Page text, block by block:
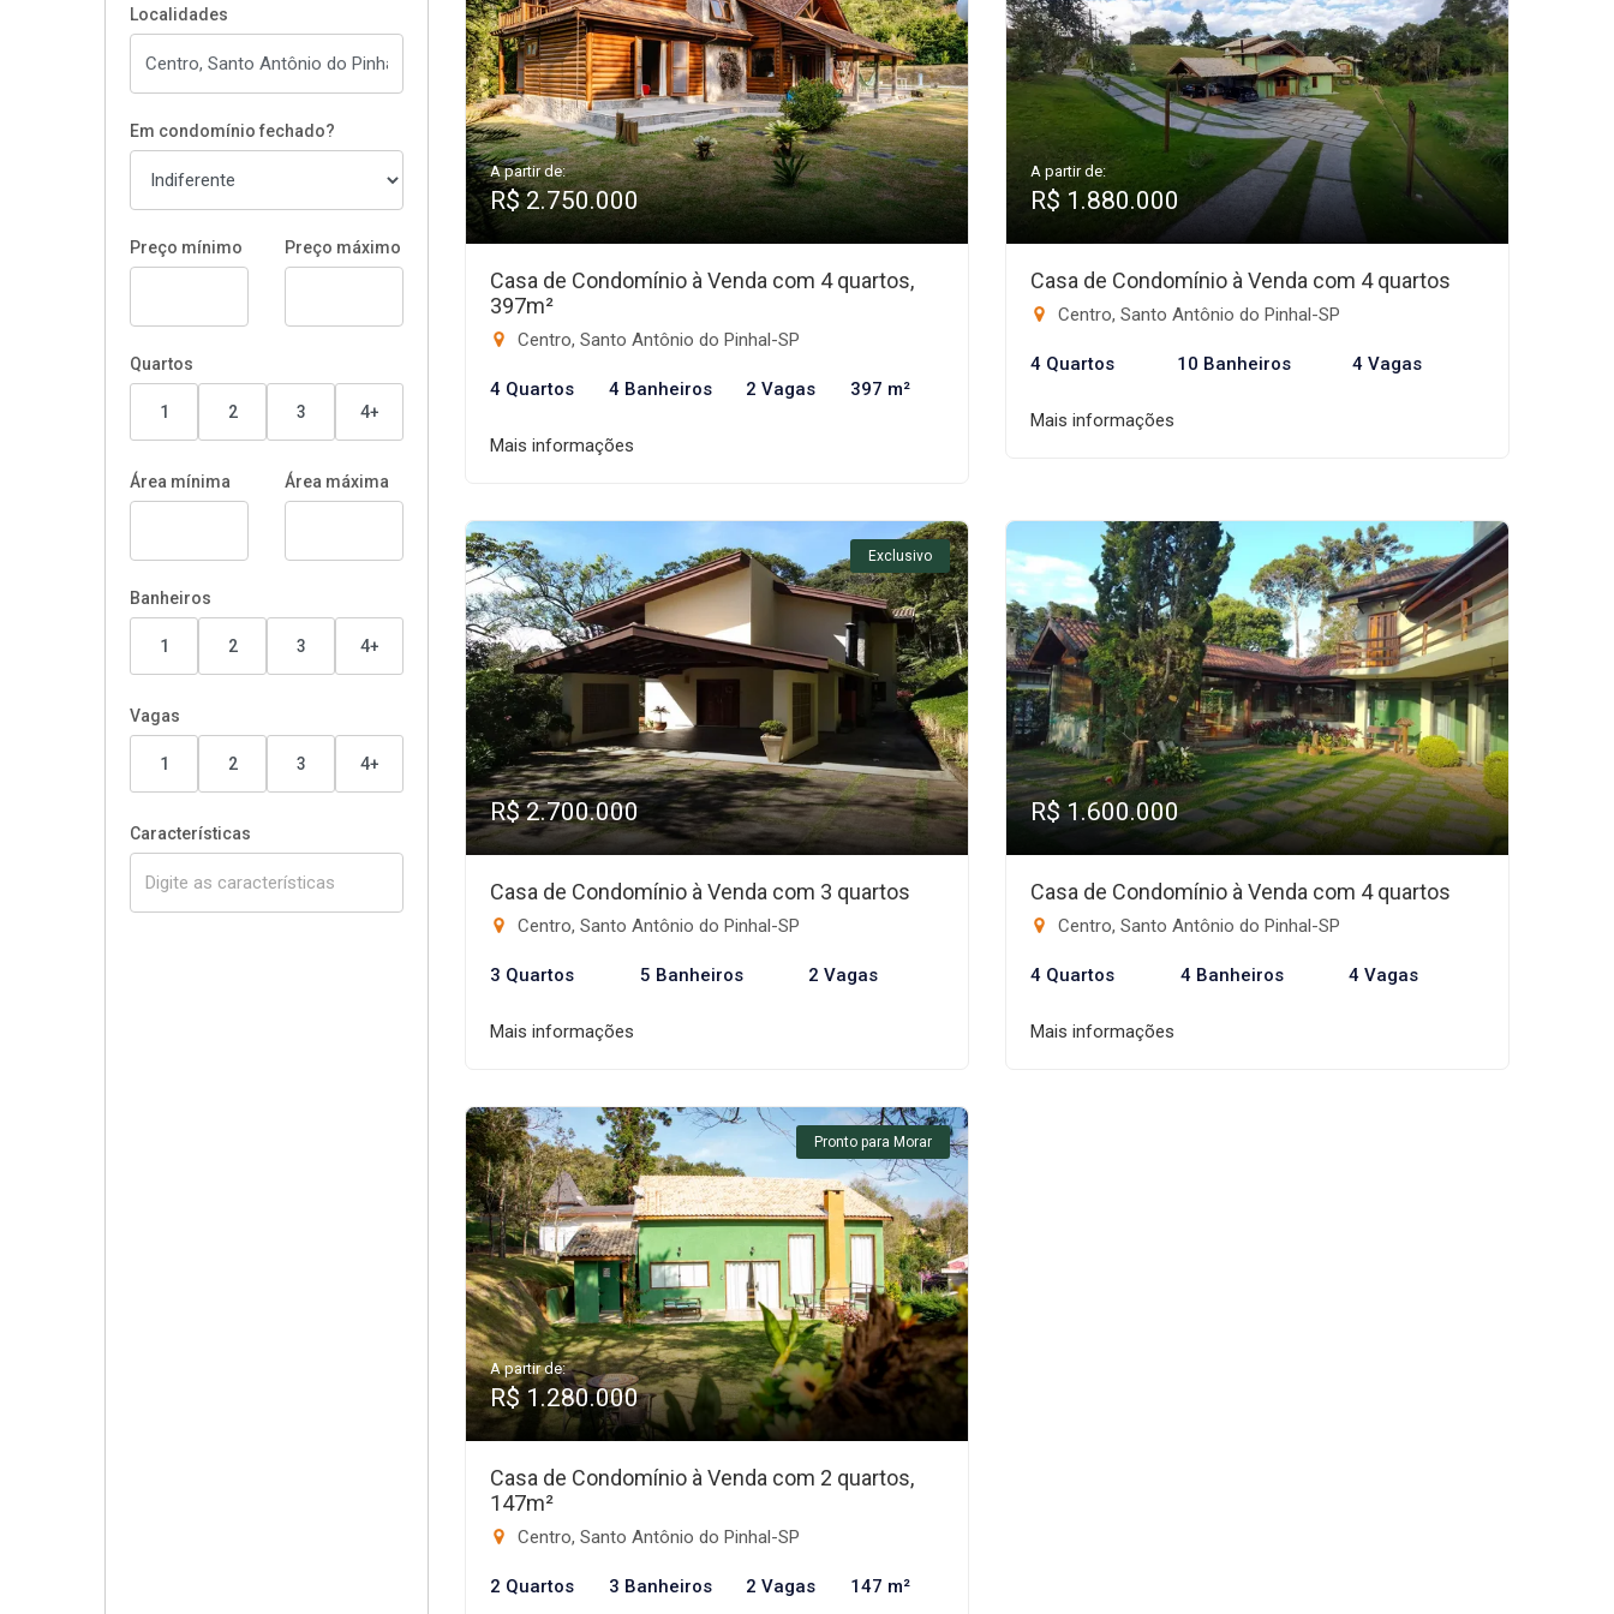
Localidades
Em condomínio fechado?
Preço mínimo Preço máximo
Quartos
1 2 3 4+
Área mínima Área máxima
Banheiros
1 2 3 4+
Vagas
1 2 3 4+
Características
A partir de:
R$ 2.750.000
Casa de Condomínio à Venda com 4 quartos,
397m²
Centro, Santo Antônio do Pinhal-SP
4 Quartos 4 Banheiros 2 Vagas 397 m²
Mais informações
A partir de:
R$ 1.880.000
Casa de Condomínio à Venda com 4 quartos
Centro, Santo Antônio do Pinhal-SP
4 Quartos 10 Banheiros 4 Vagas
Mais informações
Exclusivo
R$ 2.700.000
Casa de Condomínio à Venda com 3 quartos
Centro, Santo Antônio do Pinhal-SP
3 Quartos 5 Banheiros 2 Vagas
Mais informações
R$ 1.600.000
Casa de Condomínio à Venda com 4 quartos
Centro, Santo Antônio do Pinhal-SP
4 Quartos 4 Banheiros 4 Vagas
Mais informações
Pronto para Morar
A partir de:
R$ 1.280.000
Casa de Condomínio à Venda com 2 quartos,
147m²
Centro, Santo Antônio do Pinhal-SP
2 Quartos 3 Banheiros 2 Vagas 147 m²